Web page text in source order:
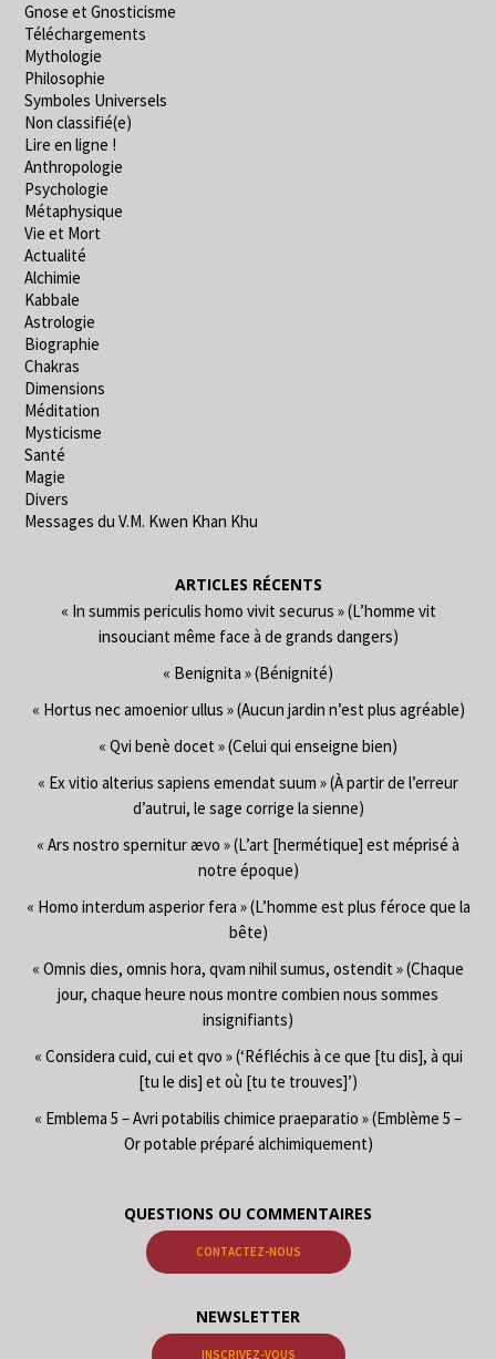
Gnose et Gnosticisme
Téléchargements
Mythologie
Philosophie
Symboles Universels
Non classifié(e)
Lire en ligne !
Anthropologie
Psychologie
Métaphysique
Vie et Mort
Actualité
Alchimie
Kabbale
Astrologie
Biographie
Chakras
Dimensions
Méditation
Mysticisme
Santé
Magie
Divers
Messages du V.M. Kwen Khan Khu
ARTICLES RÉCENTS
« In summis periculis homo vivit securus » (L’homme vit
insouciant même face à de grands dangers)
« Benignita » (Bénignité)
« Hortus nec amoenior ullus » (Aucun jardin n’est plus agréable)
« Qvi benè docet » (Celui qui enseigne bien)
« Ex vitio alterius sapiens emendat suum » (À partir de l’erreur
d’autrui, le sage corrige la sienne)
« Ars nostro spernitur ævo » (L’art [hermétique] est méprisé à
notre époque)
« Homo interdum asperior fera » (L’homme est plus féroce que la
bête)
« Omnis dies, omnis hora, qvam nihil sumus, ostendit » (Chaque
jour, chaque heure nous montre combien nous sommes
insignifiants)
« Considera cuid, cui et qvo » (‘Réfléchis à ce que [tu dis], à qui
[tu le dis] et où [tu te trouves]’)
« Emblema 5 – Avri potabilis chimice praeparatio » (Emblème 5 –
Or potable préparé alchimiquement)
QUESTIONS OU COMMENTAIRES
CONTACTEZ-NOUS
NEWSLETTER
INSCRIVEZ-VOUS